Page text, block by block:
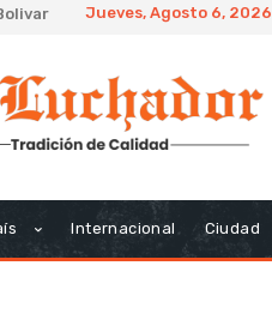
Jueves, Agosto 6, 2026
Internacional Ciudad